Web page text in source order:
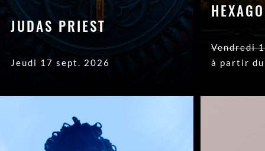
JUDAS PRIEST
Jeudi 17 sept. 2026
Vendredi
à partir du